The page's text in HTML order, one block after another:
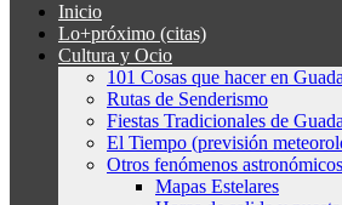
Inicio
Lo+próximo (citas)
Cultura y Ocio
101 Cosas que hacer en
Rutas de Senderismo
Fiestas Tradicionales de
El Tiempo (previsión
Otros fenómenos astronómicos
Mapas Estelares